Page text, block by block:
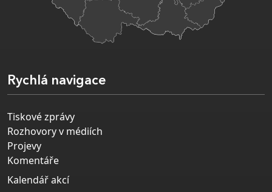
Rychlá navigace
Tiskové zprávy
Rozhovory v médiích
Projevy
Komentáře
Kalendář akcí